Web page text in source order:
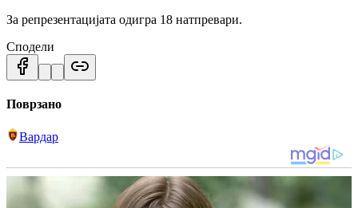
За репрезентацијата одигра 18 натпревари.
Сподели
Поврзано
Вардар